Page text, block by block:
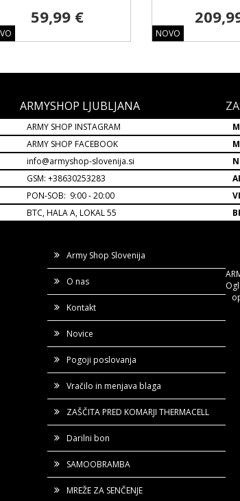
59,99 €
NOVO
ARMYSHOP LJUBLJANA
ARMY SHOP INSTAGRAM
ARMY SHOP FACEBOOK
info@armyshop-slovenija.si
GSM: +38630253283
PON-SOB: 9:00 - 20:00
BTC, HALA A, LOKAL 55
Army Shop Slovenija
O nas
Kontakt
Novice
Pogoji poslovanja
Vračilo in menjava blaga
ZAŠČITA PRED KOMARJI THERMACELL
Darilni bon
SAMOOBRAMBA
MREŽE ZA SENČENJE